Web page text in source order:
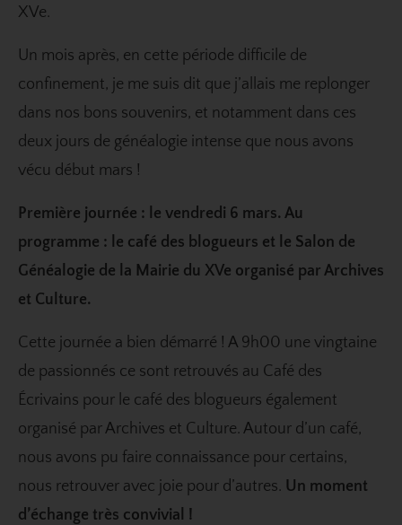
XVe.
Un mois après, en cette période difficile de
confinement, je me suis dit que j’allais me replonger
dans nos bons souvenirs, et notamment dans ces
deux jours de généalogie intense que nous avons
vécu début mars !
Première journée : le vendredi 6 mars. Au
programme : le café des blogueurs et le Salon de
Généalogie de la Mairie du XVe organisé par Archives
et Culture.
Cette journée a bien démarré ! A 9h00 une vingtaine
de passionnés ce sont retrouvés au Café des
Écrivains pour le café des blogueurs également
organisé par Archives et Culture. Autour d’un café,
nous avons pu faire connaissance pour certains,
nous retrouver avec joie pour d’autres. Un moment
d’échange très convivial !